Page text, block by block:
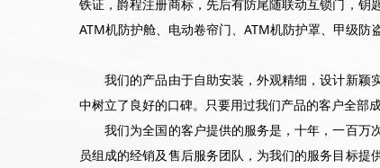
铁证，爵程注册商标，先后有防尾随联动互锁门，钥
ATM机防护舱、电动卷帘门、ATM机防护罩、甲级防
我们的产品由于自助安装，外观精细，设计新颖
中树立了良好的口碑。只要用过我们产品的客户全部
我们为全国的客户提供的服务是，十年，一百万
员组成的经销及售后服务团队，为我们的服务目标提